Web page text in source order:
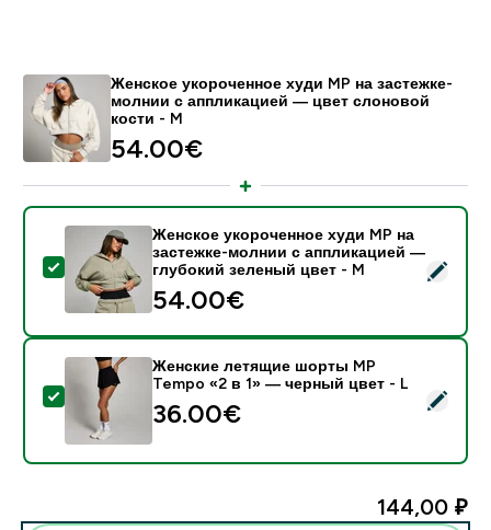
Женское укороченное худи MP на застежке-
молнии с аппликацией ― цвет слоновой
кости - M
54.00€‎
- Женское укороченное худи MP на застежке-
Женское укороченное худи MP на
застежке-молнии с аппликацией ―
глубокий зеленый цвет - M
54.00€‎
- Женские летящие шорты MP Tempo «2 в 1» —
Женские летящие шорты MP
Tempo «2 в 1» — черный цвет - L
36.00€‎
144,00 ₽‎